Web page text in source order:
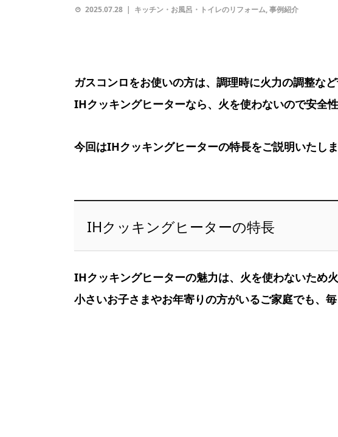
2025.07.28 キッチン・お風呂・トイレのリフォーム,事例紹介
ガスコンロをお使いの方は、調理時に火力の調整な
IHクッキングヒーターなら、火を使わないので安全
今回はIHクッキングヒーターの特長をご説明いたし
IHクッキングヒーターの特長
IHクッキングヒーターの魅力は、火を使わないため
小さいお子さまやお年寄りの方がいるご家庭でも、